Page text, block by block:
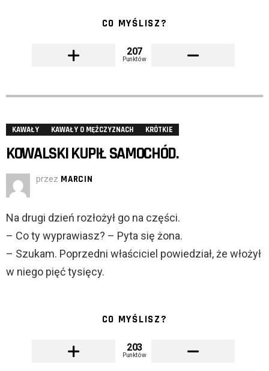
CO MYŚLISZ?
207
Punktów
KAWAŁY KAWAŁY O MĘŻCZYZNACH KRÓTKIE
KOWALSKI KUPIŁ SAMOCHÓD.
przez MARCIN
Na drugi dzień rozłożył go na części.
– Co ty wyprawiasz? – Pyta się żona.
– Szukam. Poprzedni właściciel powiedział, że włożył
w niego pięć tysięcy.
CO MYŚLISZ?
203
Punktów